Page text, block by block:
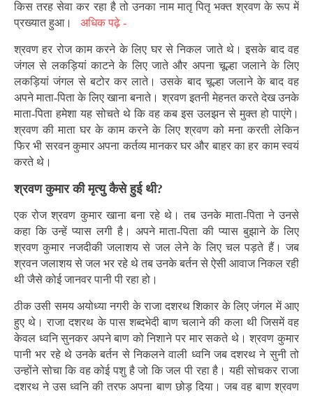
किस तरह सेवा कर रहा है तो उनका नाम मातृ पितृ भक्त श्रवण के रूप में
प्रख्यात हुआ।
अधिक पढ़े -
श्रवण हर रोज काम करने के लिए घर से निकल जाते थे। इसके बाद वह
जंगल से लकड़ियां काटने के लिए जाते और अपना चूल्हा जलाने के लिए
लकड़ियां जंगल से बटोर कर लाते। उसके बाद चूल्हा जलाने के बाद वह
अपने माता-पिता के लिए खाना बनाते। श्रवण इतनी मेहनत करते देख उनके
माता-पिता हमेशा यह सोचते थे कि वह कब इस उलझन से मुक्त हो पाएंगे।
श्रवण की माता घर के काम करने के लिए श्रवण को मना करती लेकिन
फिर भी सरवन कुमार अपना कर्तव्य मानकर घर और बाहर का हर काम स्वयं
करते थे।
श्रवण कुमार की मृत्युकैसे हुई थी?
एक रोज श्रवण कुमार खाना बना रहे थे। तब उनके माता-पिता ने उनसे
कहा कि उन्हें प्यास लगी है। अपने माता-पिता की प्यास बुझाने के लिए
श्रवण कुमार नजदीकी जलाशय से जल लेने के लिए चल पड़ते हैं। जब
श्रवन जलाशय से जल भर रहे थे तब उनके बर्तन से ऐसी आवाज निकल रही
थी जैसे कोई जानवर पानी पी रहा हो।
ठीक उसी समय अयोध्या नगरी के राजा दशरथ शिकार के लिए जंगल में आए
हुए थे। राजा दशरथ के पास शब्दभेदी बाण चलाने की कला थी जिसमें वह
केवल ध्वनि सुनकर अपने बाण को निशाने पर मार सकते थे। श्रवण कुमार
पानी भर रहे थे उनके बर्तन से निकलने वाली ध्वनि जब दशरथ ने सुनी तो
उन्होंने सोचा कि वह कोई पशु है जो कि जल पी रहा है। यही सोचकर राजा
दशरथ ने उस ध्वनि की तरफ अपना बाण छोड़ दिया। जब वह बाण श्रवण